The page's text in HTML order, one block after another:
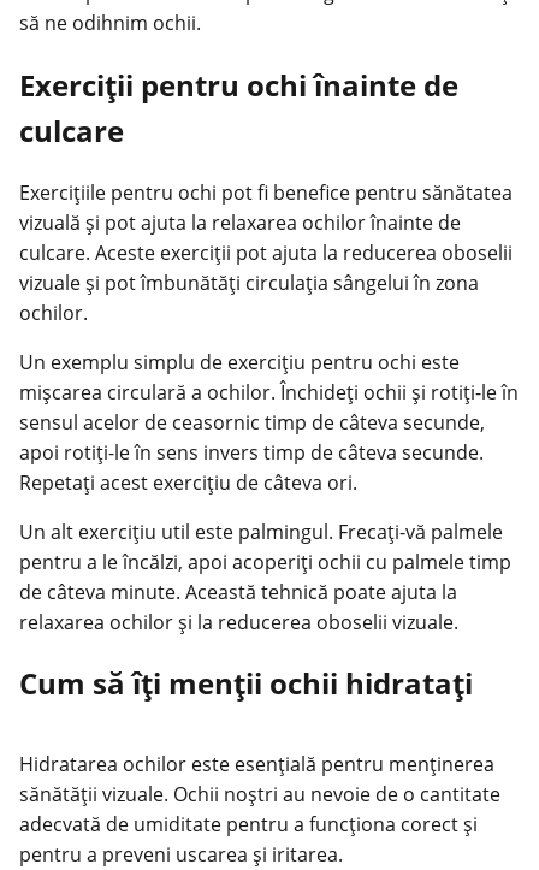
să ne odihnim ochii.
Exerciții pentru ochi înainte de
culcare
Exercițiile pentru ochi pot fi benefice pentru sănătatea
vizuală și pot ajuta la relaxarea ochilor înainte de
culcare. Aceste exerciții pot ajuta la reducerea oboselii
vizuale și pot îmbunătăți circulația sângelui în zona
ochilor.
Un exemplu simplu de exercițiu pentru ochi este
mișcarea circulară a ochilor. Închideți ochii și rotiți-le în
sensul acelor de ceasornic timp de câteva secunde,
apoi rotiți-le în sens invers timp de câteva secunde.
Repetați acest exercițiu de câteva ori.
Un alt exercițiu util este palmingul. Frecați-vă palmele
pentru a le încălzi, apoi acoperiți ochii cu palmele timp
de câteva minute. Această tehnică poate ajuta la
relaxarea ochilor și la reducerea oboselii vizuale.
Cum să îți menții ochii hidratați
Hidratarea ochilor este esențială pentru menținerea
sănătății vizuale. Ochii noștri au nevoie de o cantitate
adecvată de umiditate pentru a funcționa corect și
pentru a preveni uscarea și iritarea.